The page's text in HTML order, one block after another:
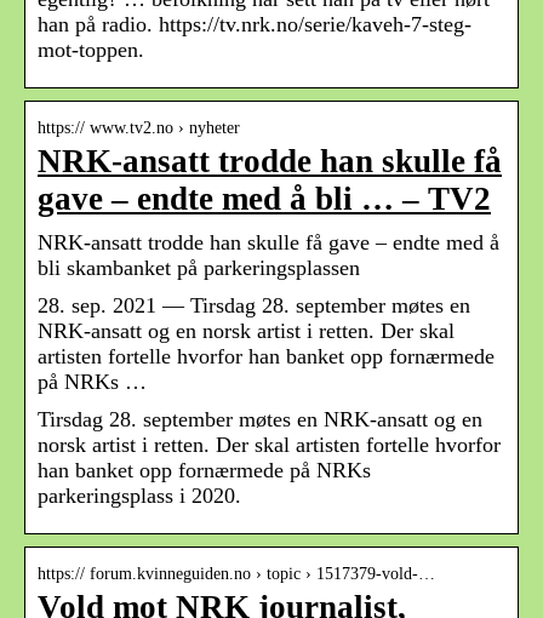
han på radio. https://tv.nrk.no/serie/kaveh-7-steg-
mot-toppen.
https:// www.tv2.no › nyheter
NRK-ansatt trodde han skulle få
gave – endte med å bli … – TV2
NRK-ansatt trodde han skulle få gave – endte med å
bli skambanket på parkeringsplassen
28. sep. 2021 — Tirsdag 28. september møtes en
NRK-ansatt og en norsk artist i retten. Der skal
artisten fortelle hvorfor han banket opp fornærmede
på NRKs …
Tirsdag 28. september møtes en NRK-ansatt og en
norsk artist i retten. Der skal artisten fortelle hvorfor
han banket opp fornærmede på NRKs
parkeringsplass i 2020.
https:// forum.kvinneguiden.no › topic › 1517379-vold-…
Vold mot NRK journalist,